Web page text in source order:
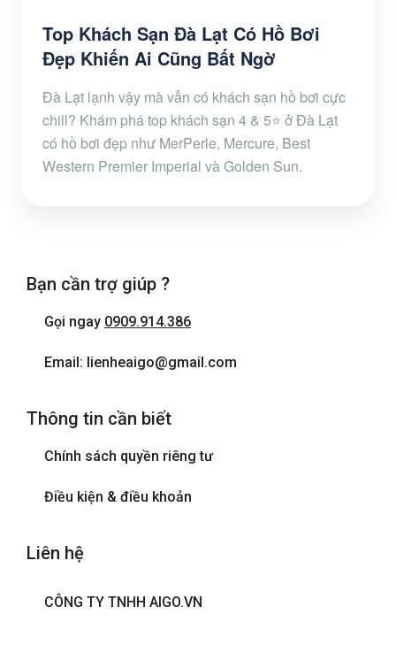
Top Khách Sạn Đà Lạt Có Hồ Bơi
Đẹp Khiến Ai Cũng Bất Ngờ
Đà Lạt lạnh vậy mà vẫn có khách sạn hồ bơi cực
chill? Khám phá top khách sạn 4 & 5⭐ ở Đà Lạt
có hồ bơi đẹp như MerPerle, Mercure, Best
Western Premier Imperial và Golden Sun.
Bạn cần trợ giúp ?
Gọi ngay 0909.914.386
Email: lienheaigo@gmail.com
Thông tin cần biết
Chính sách quyền riêng tư
Điều kiện & điều khoản
Liên hệ
CÔNG TY TNHH AIGO.VN